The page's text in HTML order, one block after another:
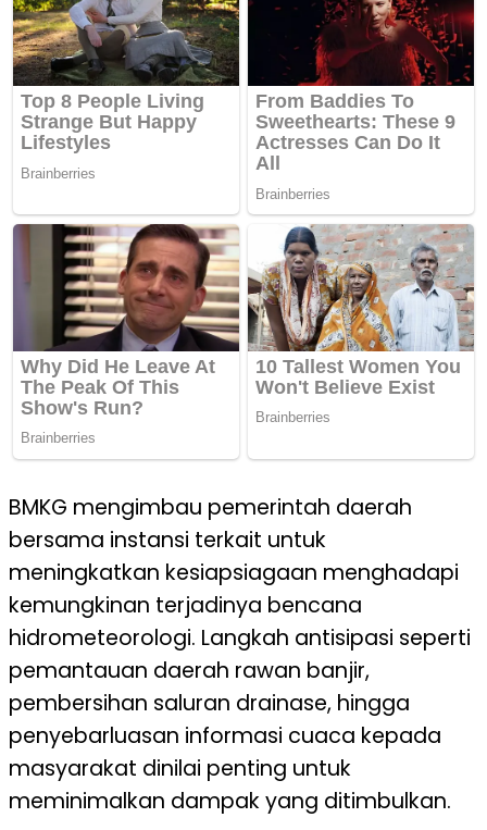
BMKG mengimbau pemerintah daerah
bersama instansi terkait untuk
meningkatkan kesiapsiagaan menghadapi
kemungkinan terjadinya bencana
hidrometeorologi. Langkah antisipasi seperti
pemantauan daerah rawan banjir,
pembersihan saluran drainase, hingga
penyebarluasan informasi cuaca kepada
masyarakat dinilai penting untuk
meminimalkan dampak yang ditimbulkan.